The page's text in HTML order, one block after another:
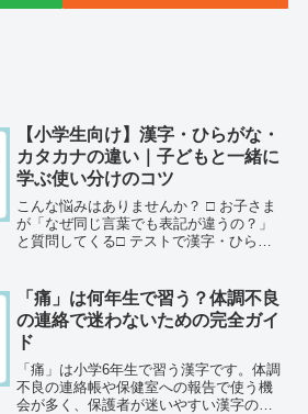
【小学生向け】漢字・ひらがな・
カタカナの違い｜子どもと一緒に
学ぶ使い分けのコツ
こんな悩みはありませんか？ □ お子さま
が「なぜ同じ言葉でも表記が違うの？」
と質問してくる□ テストで漢字・ひらが
ないこの記事では、そんな悩みを持つマ
マに向けて□ 漢...
「痛」は何年生で習う？体調不良
の連絡で迷わないための完全ガイ
ド
「痛」は小学6年生で習う漢字です。体調
不良の連絡帳や保健室への報告で使う機
会が多く、保護者が迷いやすい漢字の一